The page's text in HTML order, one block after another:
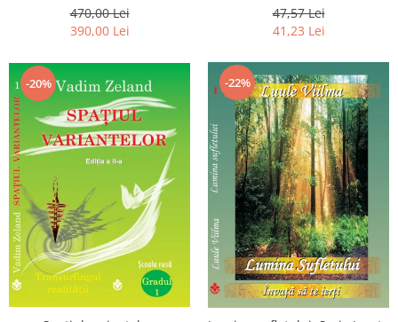
Luceafarului de Dimineata -
Gratuit)
470,00 Lei
390,00 Lei
chiar dragostea ta. Editia a 2-
a
47,57 Lei
41,23 Lei
-20% -22%